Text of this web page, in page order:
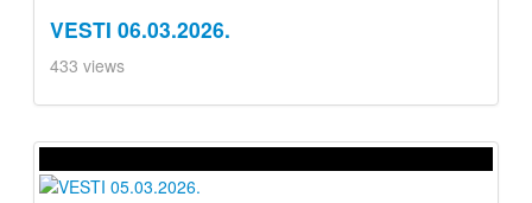
VESTI 06.03.2026.
433 views